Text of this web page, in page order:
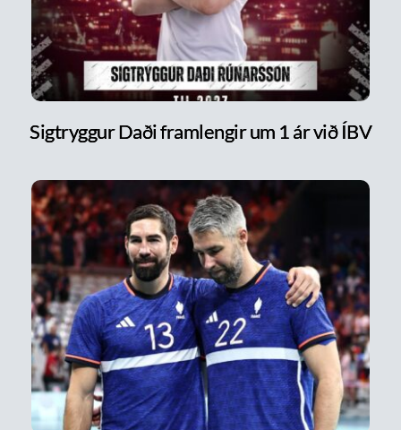
Sigtryggur Daði framlengir um 1 ár við ÍBV